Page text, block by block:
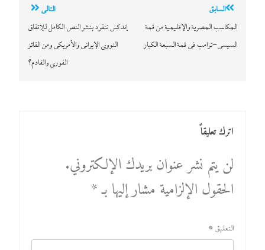
تصفّح
المقالات
السابق
المكاسب المصرية والإقليمية من قمة
السيسي-ترامب في قمة السبعة الكبار
التالي
إندكس تنفرد بنشر النص الكامل للإتفاق
النووى الإيرانى والأمريكي ومن الفائز
الفورى والقادم؟
اترك تعليقاً
لن يتم نشر عنوان بريدك الإلكتروني.
الحقول الإلزامية مشار إليها بـ*
التعليق *